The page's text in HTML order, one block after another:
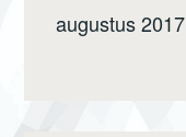
augustus 2017